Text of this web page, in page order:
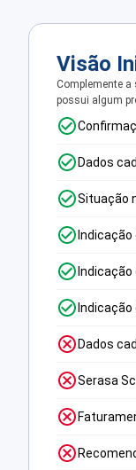
Visão
Complemente a
possui algum
Dados
Situação
Dados
Serasa